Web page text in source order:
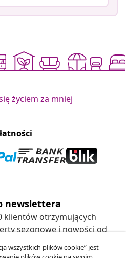
życiem za mniej
newslettera
klientów otrzymujących
sezonowe i nowości od
wszystkich plików cookie” jest